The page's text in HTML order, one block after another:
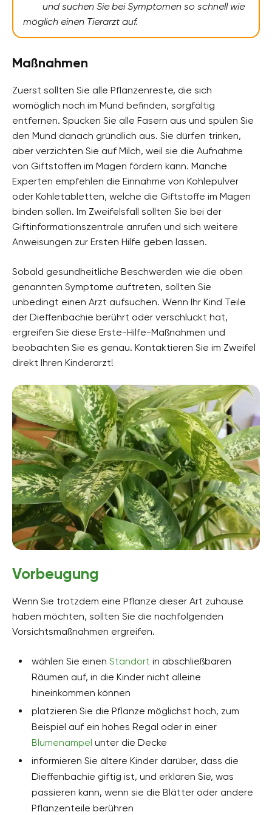
und suchen Sie bei Symptomen so schnell wie
möglich einen Tierarzt auf.
Maßnahmen
Zuerst sollten Sie alle Pflanzenreste, die sich
womöglich noch im Mund befinden, sorgfältig
entfernen. Spucken Sie alle Fasern aus und spülen Sie
den Mund danach gründlich aus. Sie dürfen trinken,
aber verzichten Sie auf Milch, weil sie die Aufnahme
von Giftstoffen im Magen fördern kann. Manche
Experten empfehlen die Einnahme von Kohlepulver
oder Kohletabletten, welche die Giftstoffe im Magen
binden sollen. Im Zweifelsfall sollten Sie bei der
Giftinformationszentrale anrufen und sich weitere
Anweisungen zur Ersten Hilfe geben lassen.
Sobald gesundheitliche Beschwerden wie die oben
genannten Symptome auftreten, sollten Sie
unbedingt einen Arzt aufsuchen. Wenn Ihr Kind Teile
der Dieffenbachie berührt oder verschluckt hat,
ergreifen Sie diese Erste-Hilfe-Maßnahmen und
beobachten Sie es genau. Kontaktieren Sie im Zweifel
direkt Ihren Kinderarzt!
Vorbeugung
Wenn Sie trotzdem eine Pflanze dieser Art zuhause
haben möchten, sollten Sie die nachfolgenden
Vorsichtsmaßnahmen ergreifen.
wählen Sie einen Standort in abschließbaren
Räumen auf, in die Kinder nicht alleine
hineinkommen können
platzieren Sie die Pflanze möglichst hoch, zum
Beispiel auf ein hohes Regal oder in einer
Blumenampel unter die Decke
informieren Sie ältere Kinder darüber, dass die
Dieffenbachie giftig ist, und erklären Sie, was
passieren kann, wenn sie die Blätter oder andere
Pflanzenteile berühren